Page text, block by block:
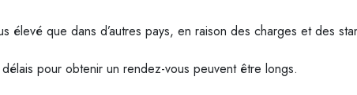
élevé que dans d’autres pays, en raison des charges et des
pour obtenir un rendez-vous peuvent être longs.